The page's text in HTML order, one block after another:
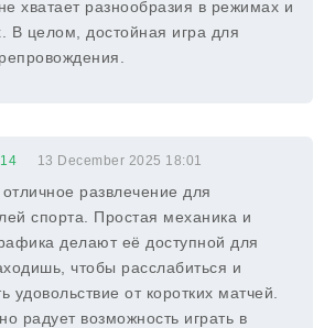
хватает разнообразия в режимах и
В целом, достойная игра для
13 December 2025 18:01
развлечение для
спорта. Простая механика и
делают её доступной для
чтобы расслабиться и
удовольствие от коротких матчей.
радует возможность играть в